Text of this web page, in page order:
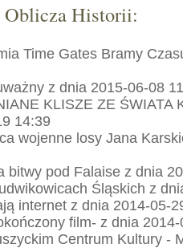
Oblicza Historii:
Time Gates Bramy
z dnia 2015-06-08
KLISZE ZE ŚWIATA
14:39
wojenne losy Jana
bitwy pod Falaise z dnia
Śląskich z
internet z dnia 2014-05-
film- z dnia
Centrum Kultury -